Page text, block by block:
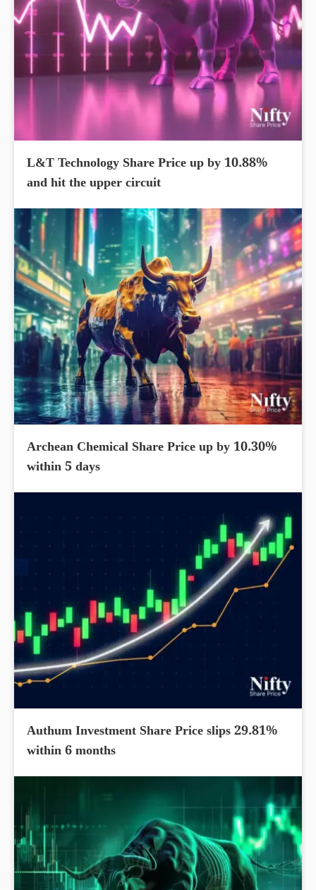
L&T Technology Share Price up by 10.88%
and hit the upper circuit
Archean Chemical Share Price up by 10.30%
within 5 days
Authum Investment Share Price slips 29.81%
within 6 months